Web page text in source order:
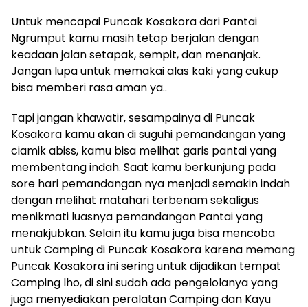
Untuk mencapai Puncak Kosakora dari Pantai
Ngrumput kamu masih tetap berjalan dengan
keadaan jalan setapak, sempit, dan menanjak.
Jangan lupa untuk memakai alas kaki yang cukup
bisa memberi rasa aman ya..
Tapi jangan khawatir, sesampainya di Puncak
Kosakora kamu akan di suguhi pemandangan yang
ciamik abiss, kamu bisa melihat garis pantai yang
membentang indah. Saat kamu berkunjung pada
sore hari pemandangan nya menjadi semakin indah
dengan melihat matahari terbenam sekaligus
menikmati luasnya pemandangan Pantai yang
menakjubkan. Selain itu kamu juga bisa mencoba
untuk Camping di Puncak Kosakora karena memang
Puncak Kosakora ini sering untuk dijadikan tempat
Camping lho, di sini sudah ada pengelolanya yang
juga menyediakan peralatan Camping dan Kayu